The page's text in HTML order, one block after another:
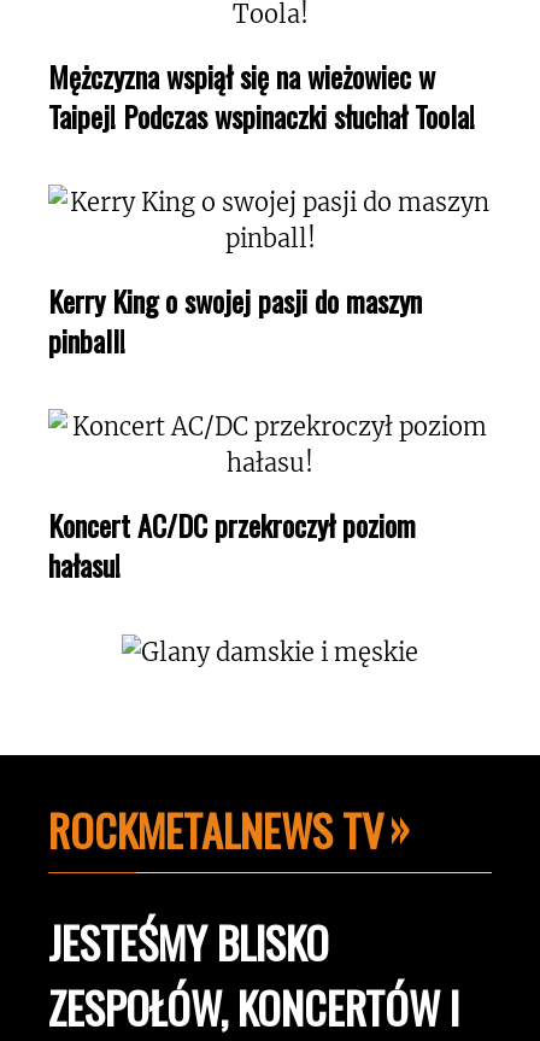
Mężczyzna wspiął się na wieżowiec w
Taipej! Podczas wspinaczki słuchał Toola!
Kerry King o swojej pasji do maszyn
pinball!
Koncert AC/DC przekroczył poziom
hałasu!
ROCKMETALNEWS TV
JESTEŚMY BLISKO
ZESPOŁÓW, KONCERTÓW I